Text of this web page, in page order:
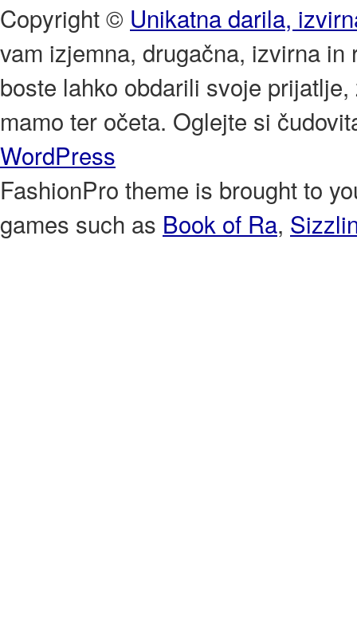
Copyright © Unikatna darila,
vam izjemna, drugačna, izvirna
boste lahko obdarili svoje
mamo ter očeta. Oglejte si
WordPress
FashionPro theme is brought to
games such as Book of Ra,